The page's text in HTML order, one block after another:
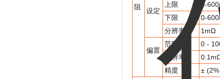
阻
设定
上限
0-
下限
0-
分辨率
1mΩ
偏置
范围
0 -
分辨率
精度
±